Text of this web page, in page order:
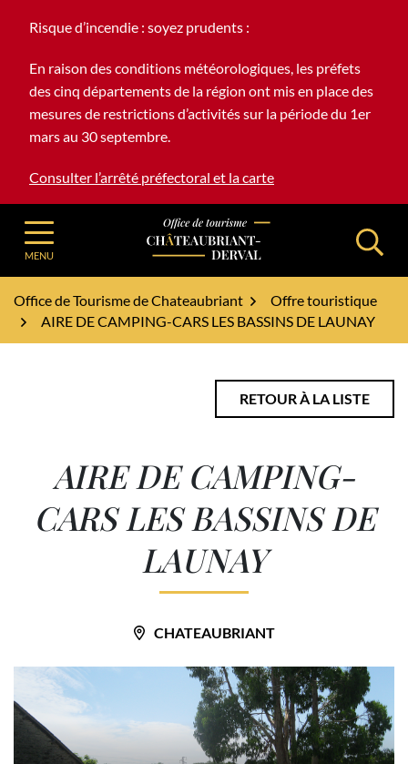
Risque d’incendie : soyez prudents :
En raison des conditions météorologiques, les préfets
des cinq départements de la région ont mis en place des
mesures de restrictions d’activités sur la période du 1er
mars au 30 septembre.
Consulter l’arrêté préfectoral et la carte
MENU Office de Tourisme - Châteaubriant-
Office de Tourisme de Chateaubriant
Offre touristique
AIRE DE CAMPING-CARS LES BASSINS DE LAUNAY
RETOUR À LA LISTE
AIRE DE CAMPING-
CARS LES BASSINS DE
LAUNAY
CHATEAUBRIANT